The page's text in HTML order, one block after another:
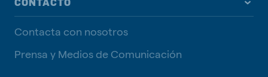
CONTACTO
Contacta con nosotros
Prensa y Medios de Comunicación